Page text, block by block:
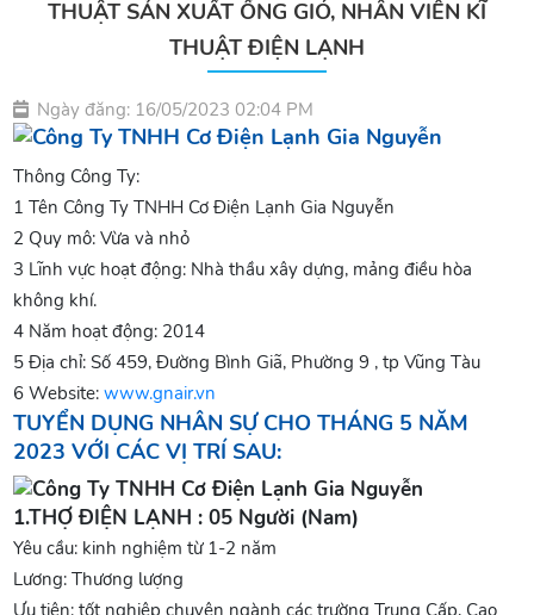
THUẬT SẢN XUẤT ỐNG GIÓ, NHÂN VIÊN KĨ
THUẬT ĐIỆN LẠNH
Ngày đăng: 16/05/2023 02:04 PM
Thông Công Ty:
1 Tên Công Ty TNHH Cơ Điện Lạnh Gia Nguyễn
2 Quy mô: Vừa và nhỏ
3 Lĩnh vực hoạt động: Nhà thầu xây dựng, mảng điều hòa
không khí.
4 Năm hoạt động: 2014
5 Địa chỉ: Số 459, Đường Bình Giã, Phường 9 , tp Vũng Tàu
6 Website:www.gnair.vn
TUYỂN DỤNG NHÂN SỰ CHO THÁNG 5 NĂM
2023 VỚI CÁC VỊ TRÍ SAU:
1.THỢ ĐIỆN LẠNH : 05 Người (Nam)
Yêu cầu: kinh nghiệm từ 1-2 năm
Lương: Thương lượng
Ưu tiên: tốt nghiệp chuyên ngành các trường Trung Cấp, Cao